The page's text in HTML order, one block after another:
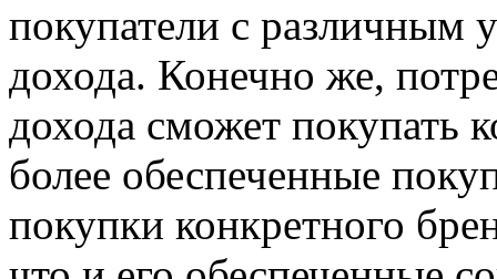
покупатели с различным
дохода. Конечно же,
дохода сможет покупать
более обеспеченные
покупки конкретного